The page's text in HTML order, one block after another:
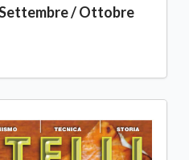
/ Ottobre